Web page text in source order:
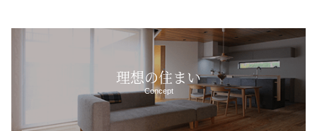
理想の住まい
Concept